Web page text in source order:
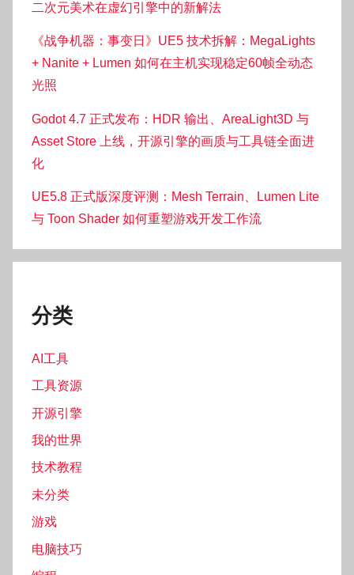
二次元美术在虚幻引擎中的新解法
《战争机器：事变日》UE5 技术拆解：MegaLights
+ Nanite + Lumen 如何在主机实现稳定60帧全动态
光照
Godot 4.7 正式发布：HDR 输出、AreaLight3D 与
Asset Store 上线，开源引擎的画质与工具链全面进
化
UE5.8 正式版深度评测：Mesh Terrain、Lumen Lite
与 Toon Shader 如何重塑游戏开发工作流
分类
AI工具
工具资源
开源引擎
我的世界
技术教程
未分类
游戏
电脑技巧